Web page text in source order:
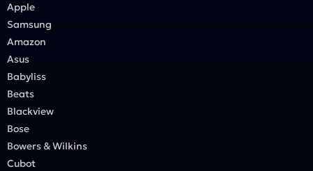
Apple
Samsung
Amazon
Asus
Babyliss
Beats
Blackview
Bose
Bowers & Wilkins
Cubot